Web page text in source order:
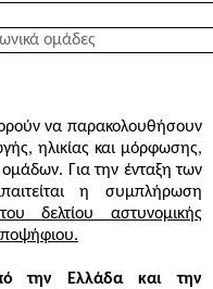
ομάδες
να παρακολουθήσουν
ηλικίας και μόρφωσης,
Για την ένταξη των
η συμπλήρωση
δελτίου αστυνομικής
την Ελλάδα και την